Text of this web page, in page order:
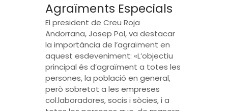
Agraïments Especials
El president de Creu Roja
Andorrana, Josep Pol, va destacar
la importància de l’agraïment en
aquest esdeveniment: «L’objectiu
principal és d’agraïment a totes les
persones, la població en general,
però sobretot a les empreses
col.laboradores, socis i sòcies, i a